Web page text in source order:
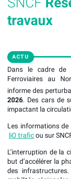
travaux
ACTU
Dans le cadre de
Ferroviaires au
informe des
2026. Des cars de
impactant la
Les informations
liO traficou sur
L’interruption de la
but d’accélérer la
des